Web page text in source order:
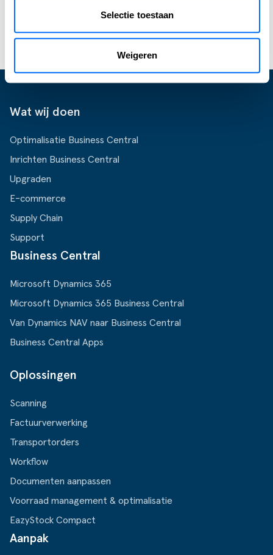
Selectie toestaan
Weigeren
bespreken!
Start jouw Business Central trial
Wat wij doen
Optimalisatie Business Central
Inrichten Business Central
Upgraden
E-commerce
Supply Chain
Support
Business Central
Microsoft Dynamics 365
Microsoft Dynamics 365 Business Central
Van Dynamics NAV naar Business Central
Business Central Apps
Oplossingen
Scanning
Factuurverwerking
Transportorders
Workflow
Documenten aanpassen
Voorraad management & optimalisatie
EazyStock Compact
Aanpak